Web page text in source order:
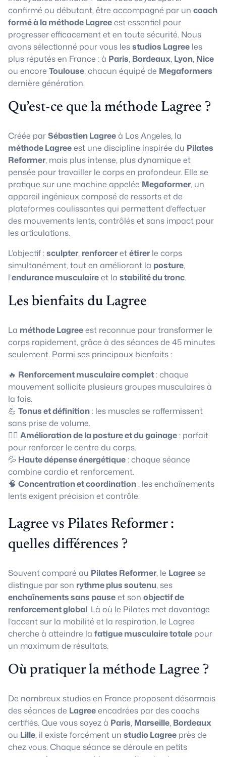
confirmé ou débutant, être accompagné par un coach
formé à la méthode Lagreeest essentiel pour
progresser efficacement et en toute sécurité. Nous
avons sélectionné pour vous lesstudios Lagree les
plus réputés en France : à Paris, Bordeaux, Lyon, Nice
ou encore Toulouse, chacun équipé de Megaformers
dernière génération.
Qu’est-ce que la méthode Lagree ?
Créée parSébastien Lagreeà Los Angeles, la
méthode Lagreeest une discipline inspirée du Pilates
Reformer, mais plus intense, plus dynamique et
pensée pour travailler le corps en profondeur. Elle se
pratique sur une machine appelée Megaformer, un
appareil ingénieux composé de ressorts et de
plateformes coulissantes qui permettent d’effectuer
des mouvements lents, contrôlés et sans impact pour
les articulations.
L’objectif :sculpter, renforceretétirerle corps
simultanément, tout en améliorant la posture,
l’endurance musculaireet la stabilité du tronc.
Les bienfaits du Lagree
La méthode Lagreeest reconnue pour transformer le
corps rapidement, grâce à des séances de 45 minutes
seulement. Parmi ses principaux bienfaits :
🔥 Renforcement musculaire complet: chaque
mouvement sollicite plusieurs groupes musculaires à
la fois.
💪 Tonus et définition: les muscles se raffermissent
sans prise de volume.
🧘‍♀️ Amélioration de la posture et du gainage: parfait
pour renforcer le centre du corps.
💦 Haute dépense énergétique: chaque séance
combine cardio et renforcement.
🧠 Concentration et coordination: les enchaînements
lents exigent précision et contrôle.
Lagree vs Pilates Reformer :
quelles différences ?
Souvent comparé au Pilates Reformer, le Lagree se
distingue par son rythme plus soutenu, ses
enchaînements sans pauseet son objectif de
renforcement global. Là où le Pilates met davantage
l’accent sur la mobilité et la respiration, le Lagree
cherche à atteindre la fatigue musculaire totale pour
un maximum de résultats.
Où pratiquer la méthode Lagree ?
De nombreux studios en France proposent désormais
des séances de Lagreeencadrées par des coachs
certifiés. Que vous soyez à Paris, Marseille, Bordeaux
ou Lille, il existe forcément un studio Lagree près de
chez vous. Chaque séance se déroule en petits